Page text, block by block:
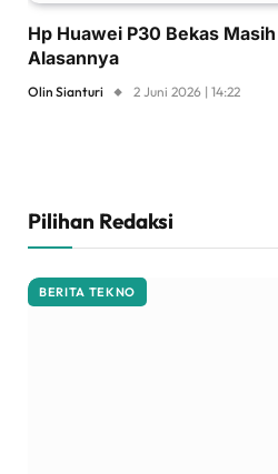
Hp Huawei P30 Bekas
Alasannya
Olin Sianturi 2 Juni 2026 | 14:22
Pilihan Redaksi
BERITA TEKNO